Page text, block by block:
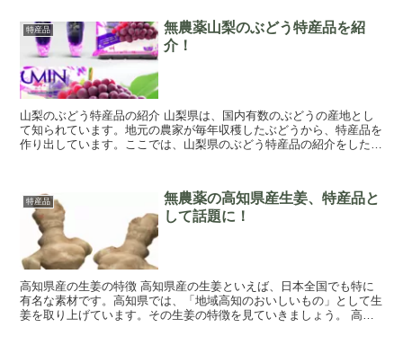
特産品
無農薬山梨のぶどう特産品を紹
介！
山梨のぶどう特産品の紹介 山梨県は、国内有数のぶどうの産地とし
て知られています。地元の農家が毎年収穫したぶどうから、特産品を
作り出しています。ここでは、山梨県のぶどう特産品の紹介をしたい
特産品
無農薬の高知県産生姜、特産品と
して話題に！
高知県産の生姜の特徴 高知県産の生姜といえば、日本全国でも特に
有名な素材です。高知県では、「地域高知のおいしいもの」として生
姜を取り上げています。その生姜の特徴を見ていきましょう。 高知